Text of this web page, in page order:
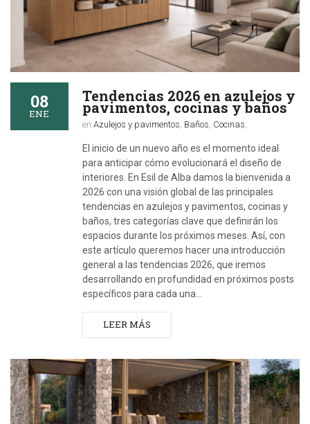
08
ENE
Tendencias 2026 en azulejos y
pavimentos, cocinas y baños
en Azulejos y pavimentos Baños Cocinas
El inicio de un nuevo año es el momento ideal
para anticipar cómo evolucionará el diseño de
interiores. En Esil de Alba damos la bienvenida a
2026 con una visión global de las principales
tendencias en azulejos y pavimentos, cocinas y
baños, tres categorías clave que definirán los
espacios durante los próximos meses. Así, con
este artículo queremos hacer una introducción
general a las tendencias 2026, que iremos
desarrollando en profundidad en próximos posts
específicos para cada una…
LEER MÁS